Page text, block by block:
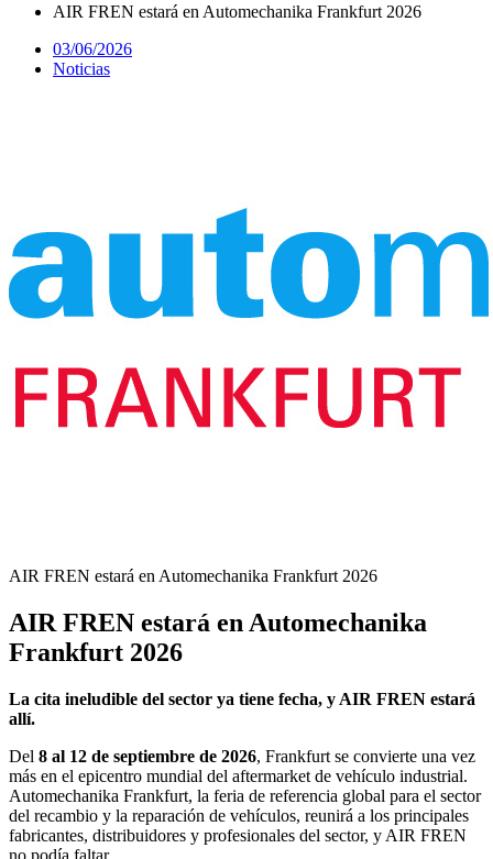
AIR FREN estará en Automechanika Frankfurt 2026
03/06/2026
Noticias
AIR FREN estará en Automechanika Frankfurt 2026
AIR FREN estará en Automechanika
Frankfurt 2026
La cita ineludible del sector ya tiene fecha, y AIR FREN estará
allí.
Del 8 al 12 de septiembre de 2026, Frankfurt se convierte una vez
más en el epicentro mundial del aftermarket de vehículo industrial.
Automechanika Frankfurt, la feria de referencia global para el sector
del recambio y la reparación de vehículos, reunirá a los principales
fabricantes, distribuidores y profesionales del sector, y AIR FREN
no podía faltar.